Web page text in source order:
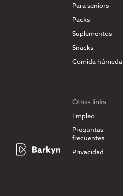
Para seniors
Packs
Suplementos
Snacks
Comida húmeda
Otros links
Empleo
Preguntas
frecuentes
Privacidad